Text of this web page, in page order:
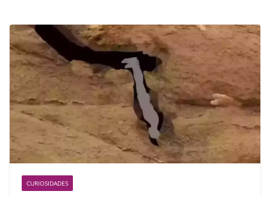
CURIOSIDADES